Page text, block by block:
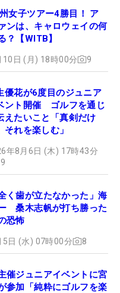
女子ツアー4勝目！ ア
ンは、キャロウェイの何
？【WITB】
10日 (月) 18時00分 9
優花が6度目のジュニア
ント開催 ゴルフを通じ
えたいこと「真剣だけ
それを楽しむ」
年8月6日 (木) 17時43分
く歯が立たなかった」海
桑木志帆が打ち勝った
恐怖
5日 (水) 07時00分 8
催ジュニアイベントに宮
参加「純粋にゴルフを楽